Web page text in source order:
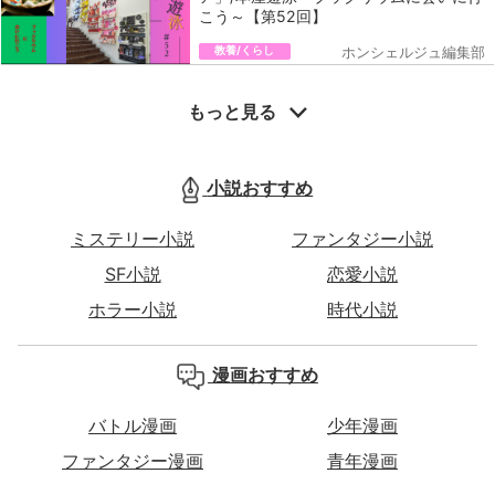
こう～【第52回】
教養/くらし ホンシェルジュ編集部
もっと見る
小説おすすめ
ミステリー小説
ファンタジー小説
SF小説
恋愛小説
ホラー小説
時代小説
漫画おすすめ
バトル漫画
少年漫画
ファンタジー漫画
青年漫画